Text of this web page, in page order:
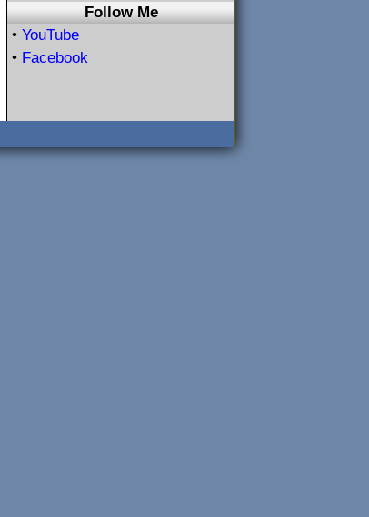
Follow Me
• YouTube
• Facebook